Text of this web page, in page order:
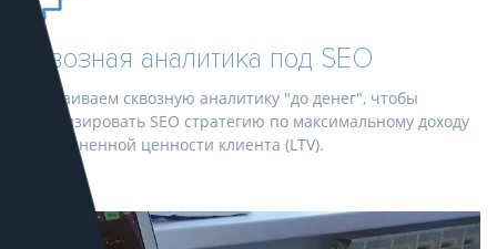
Сквозная аналитика под SEO
Настраиваем сквозную аналитику "до денег", чтобы
оптимизировать SEO стратегию по максимальному доходу
или жизненной ценности клиента (LTV).